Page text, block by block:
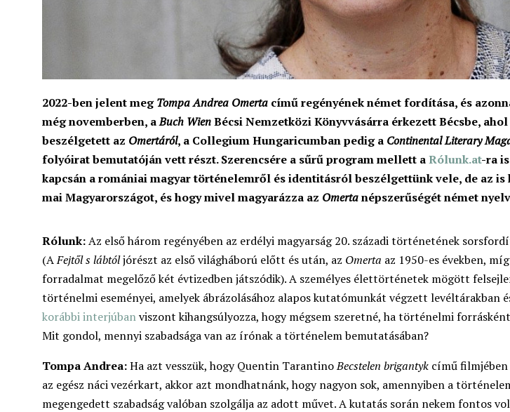
2022-ben jelent megTompa Andrea Omerta című regényének német fordítása, és
még novemberben, aBuch WienBécsi Nemzetközi Könyvvásárra érkezett Bécsbe, ahol
beszélgetett az Omertáról, a Collegium Hungaricumban pedig a Continental Literary
folyóirat bemutatóján vett részt. Szerencsére a sűrű program mellett aRólunk.at-ra
kapcsán a romániai magyar történelemről és identitásról beszélgettünk vele, de az
mai Magyarországot, és hogy mivel magyarázza az Omertanépszerűségét német
Rólunk:Az első három regényében az erdélyi magyarság 20. századi történetének
(AFejtől s lábtóljórészt az első világháború előtt és után, az Omerta az 1950-es években,
forradalmat megelőző két évtizedben játszódik). A személyes élettörténetek mögött
történelmi eseményei, amelyek ábrázolásához alapos kutatómunkát végzett levéltárakban
korábbiinterjúbanviszont kihangsúlyozza, hogy mégsem szeretné, ha történelmi
Mit gondol, mennyi szabadsága van az írónak a történelem bemutatásában?
Tompa Andrea:Ha azt vesszük, hogy Quentin TarantinoBecstelen brigantyk című
az egész náci vezérkart, akkor azt mondhatnánk, hogy nagyon sok, amennyiben a
megengedett szabadság valóban szolgálja az adott művet. A kutatás során nekem fontos